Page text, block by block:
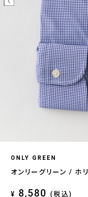
ONLY GREEN
オンリーグリーン / ホ
¥ 8,580 (税込)